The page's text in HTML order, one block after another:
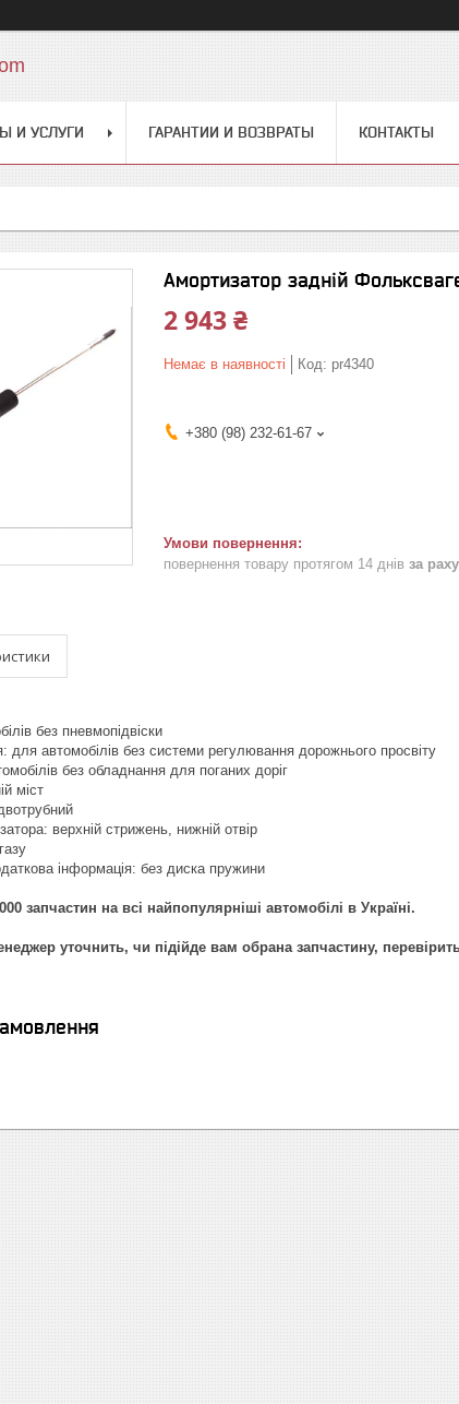
И УСЛУГИ ГАРАНТИИ И ВОЗВРАТЫ КОНТАКТЫ
Амортизатор задній
2 943 ₴
Немає в наявності Код: pr4340
+380 (98) 232-61-67
повернення товару протягом 14 днів за
без пневмопідвіски
автомобілів без системи регулювання дорожнього просвіту
без обладнання для поганих доріг
міст
верхній стрижень, нижній отвір
інформація: без диска пружини
запчастин на всі найпопулярніші автомобілі в Україні.
уточнить, чи підійде вам обрана запчастину,